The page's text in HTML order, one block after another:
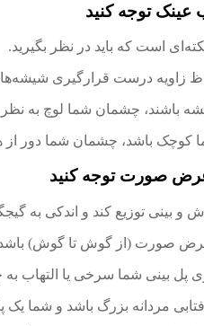
توجه کنید
است که باید در نظر بگیرید.
زاویه درست قرارگیری
باشند، چشمان شما لوچ به نظر
کوچک باشد، چشمان شما دور از
صورت توجه کنید
و بینی توزیع کند و اندکی به
صورت (از گوش تا گوش)
پل بینی شما سرخی یا التهاب
آفتابی مردانه بزرگ باشد و